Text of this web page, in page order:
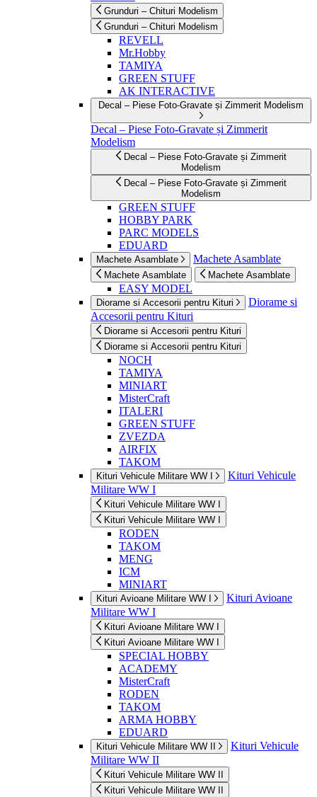
Grunduri – Chituri Modelism
Grunduri – Chituri Modelism
REVELL
Mr.Hobby
TAMIYA
GREEN STUFF
AK INTERACTIVE
Decal – Piese Foto-Gravate și Zimmerit Modelism
Decal – Piese Foto-Gravate și Zimmerit
Modelism
Decal – Piese Foto-Gravate și Zimmerit
Modelism
Decal – Piese Foto-Gravate și Zimmerit
Modelism
GREEN STUFF
HOBBY PARK
PARC MODELS
EDUARD
Machete Asamblate Machete Asamblate
Machete Asamblate Machete Asamblate
EASY MODEL
Diorame si Accesorii pentru Kituri
Diorame si
Accesorii pentru Kituri
Diorame si Accesorii pentru Kituri
Diorame si Accesorii pentru Kituri
NOCH
TAMIYA
MINIART
MisterCraft
ITALERI
GREEN STUFF
ZVEZDA
AIRFIX
TAKOM
Kituri Vehicule Militare WW I
Kituri Vehicule
Militare WW I
Kituri Vehicule Militare WW I
Kituri Vehicule Militare WW I
RODEN
TAKOM
MENG
ICM
MINIART
Kituri Avioane Militare WW I
Kituri Avioane
Militare WW I
Kituri Avioane Militare WW I
Kituri Avioane Militare WW I
SPECIAL HOBBY
ACADEMY
MisterCraft
RODEN
TAKOM
ARMA HOBBY
EDUARD
Kituri Vehicule Militare WW II
Kituri Vehicule
Militare WW II
Kituri Vehicule Militare WW II
Kituri Vehicule Militare WW II